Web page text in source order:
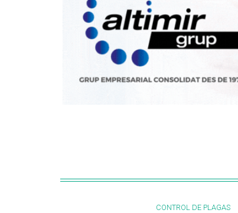
CONTROL DE PLAGAS